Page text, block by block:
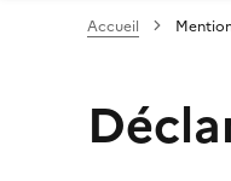
Accueil